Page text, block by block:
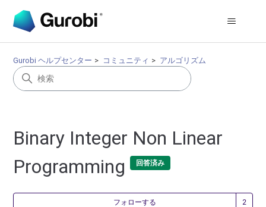
Gurobi ヘルプセンター コミュニティ アルゴリズム
Binary Integer Non Linear
Programming
回答済み
フォローする